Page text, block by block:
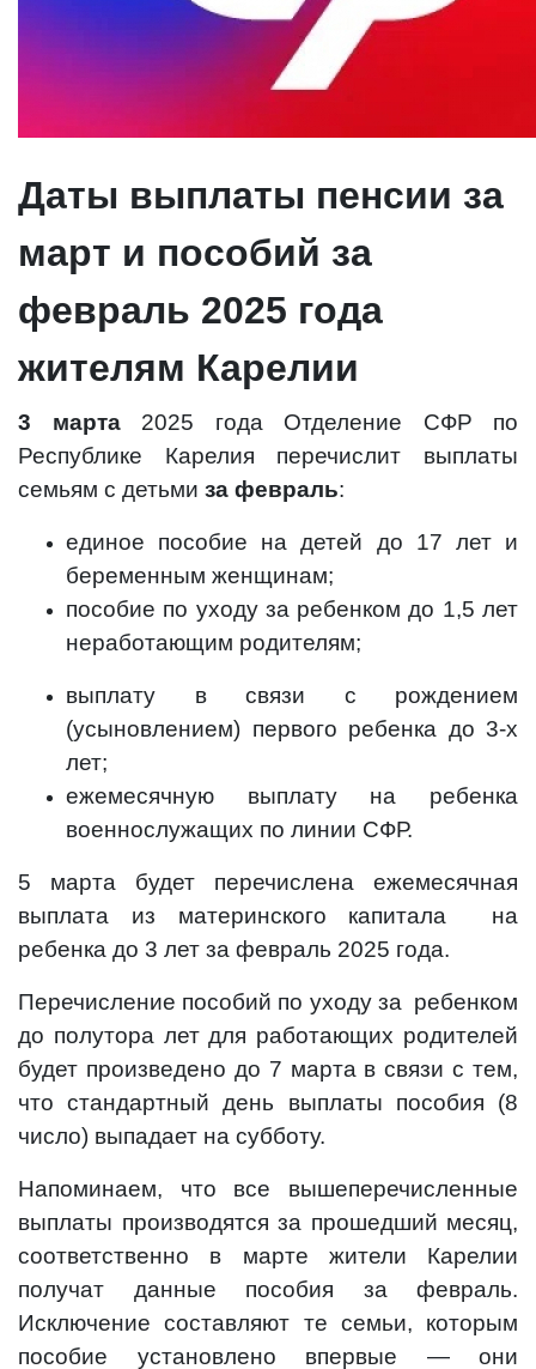
Даты выплаты пенсии за
март и пособий за
февраль 2025 года
жителям Карелии
3 марта2025 года Отделение СФР по
Республике Карелия перечислит выплаты
семьям с детьми за февраль:
единое пособие на детей до 17 лет и
беременным женщинам;
пособие по уходу за ребенком до 1,5 лет
неработающим родителям;
выплату в связи с рождением
(усыновлением) первого ребенка до 3-х
лет;
ежемесячную выплату на ребенка
военнослужащих по линии СФР.
5 марта будет перечислена ежемесячная
выплата из материнского капитала на
ребенка до 3 лет за февраль 2025 года.
Перечисление пособий по уходу за ребенком
до полутора лет для работающих родителей
будет произведено до 7 марта в связи с тем,
что стандартный день выплаты пособия (8
число) выпадает на субботу.
Напоминаем, что все вышеперечисленные
выплаты производятся за прошедший месяц,
соответственно в марте жители Карелии
получат данные пособия за февраль.
Исключение составляют те семьи, которым
пособие установлено впервые — они